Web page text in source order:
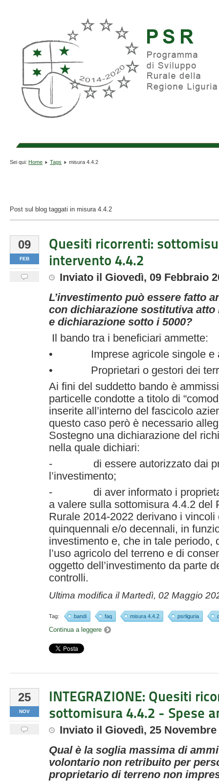
Sei qui: Home Tags misura 4.4.2
Post sul blog taggati in misura 4.4.2
09
FEB
Quesiti ricorrenti:
intervento 4.4.2
Inviato il Giovedì, 09 Febbraio
L’investimento può essere fatto
con dichiarazione sostitutiva
e dichiarazione sotto i 5000?
Il bando tra i beneficiari ammette:
• Imprese agricole singole e
• Proprietari o gestori dei
Ai fini del suddetto bando è
particelle condotte a titolo di
inserite all’interno del fascicolo
questo caso però è necessario
Sostegno una dichiarazione del
nella quale dichiari:
- di essere autorizzato dai
l’investimento;
- di aver informato i proprietari
a valere sulla sottomisura 4.4.2 del
Rurale 2014-2022 derivano i vincoli
quinquennali e/o decennali, in
investimento e, che in tale periodo,
l’uso agricolo del terreno e di
oggetto dell’investimento da parte
controlli.
Ultima modifica ilMartedì, 02 Maggio
Tag: bandi faq misura 4.4.2 psrliguria
Continua a leggere
25
NOV
INTEGRAZIONE: Quesiti
sottomisura 4.4.2 - Spese
Inviato il Giovedì, 25 Novembre
Qual è la soglia massima di
volontario non retribuito per
proprietario di terreno non